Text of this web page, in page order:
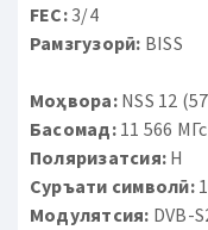
FEC:3/4
Рамзгузорӣ: BISS
Моҳвора:NSS 12
Басомад:11 566 МГс
Поляризатсия: H
Суръати символӣ:
Модулятсия: DVB-